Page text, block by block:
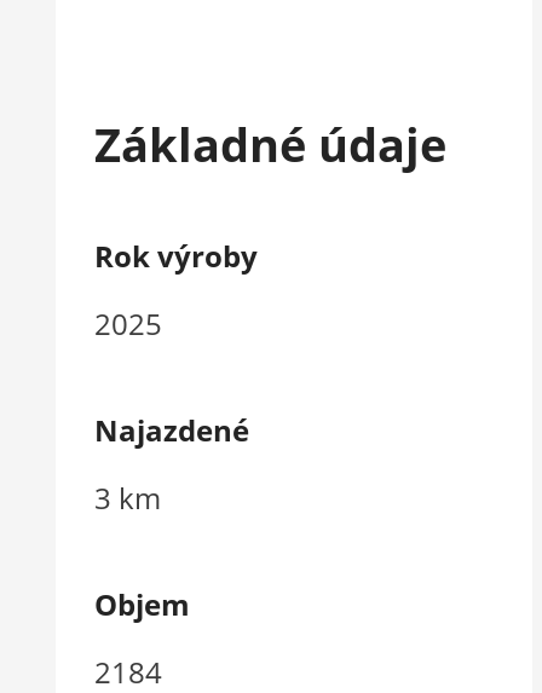
Základné údaje
Rok výroby
2025
Najazdené
3 km
Objem
2184